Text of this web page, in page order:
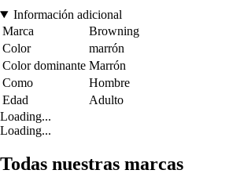
Información adicional
Marca
Browning
Color
marrón
Color dominante Marrón
Como
Hombre
Edad
Adulto
Loading...
Loading...
Todas nuestras marcas